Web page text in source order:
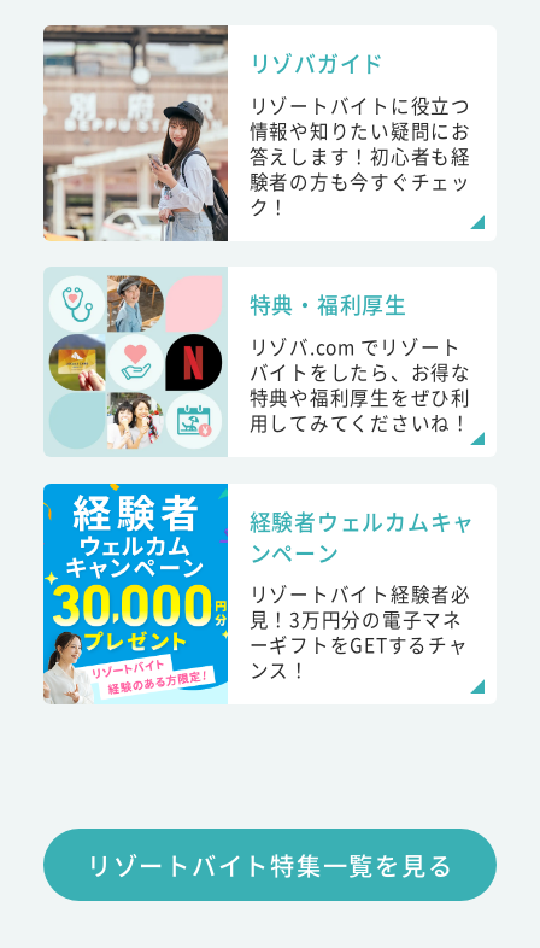
リゾバガイド
リゾートバイトに役立つ
情報や知りたい疑問にお
答えします！初心者も経
験者の方も今すぐチェッ
ク！
特典・福利厚生
リゾバ.com でリゾート
バイトをしたら、お得な
特典や福利厚生をぜひ利
用してみてくださいね！
経験者ウェルカムキャ
ンペーン
リゾートバイト経験者必
見！3万円分の電子マネ
ーギフトをGETするチャ
ンス！
リゾートバイト特集一覧を見る